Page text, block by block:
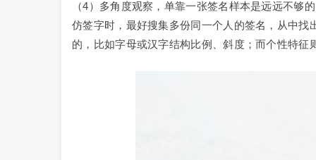
（4）多角度观察，单靠一张签名样本是远远不够
仿签字时，最好搜集多份同一个人的签名，从中找
的，比如字母或汉字结构比例、斜度；而个性特